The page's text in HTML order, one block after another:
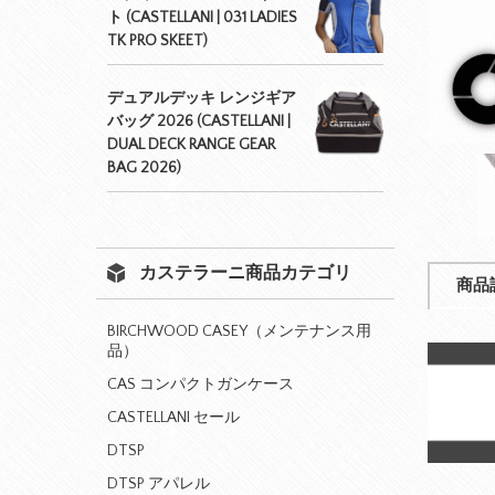
商品
ト (CASTELLANI | 031 LADIES
TK PRO SKEET)
デュアルデッキ レンジギア
バッグ 2026 (CASTELLANI |
DUAL DECK RANGE GEAR
BAG 2026)
カステラーニ商品カテゴリ
BIRCHWOOD CASEY（メンテナンス用
品）
CAS コンパクトガンケース
CASTELLANI セール
DTSP
DTSP アパレル